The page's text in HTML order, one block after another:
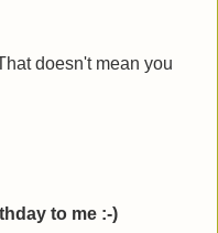
doesn't mean you
to me :-)